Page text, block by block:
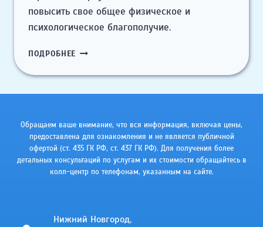
повысить свое общее физическое и
психологическое благополучие.
ПОДРОБНЕЕ МЕДИЦИНСКИЙ
Обращаем ваше внимание, что вся информация, включая цены,
предоставлена для ознакомления и не является публичной
офертой (ст. 435 ГК РФ, cт. 437 ГК РФ). Для получения более
детальных консультаций по услугам и их стоимости обращайтесь в
колл-центр по телефонам, указанным на сайте.
Нижний Новгород,